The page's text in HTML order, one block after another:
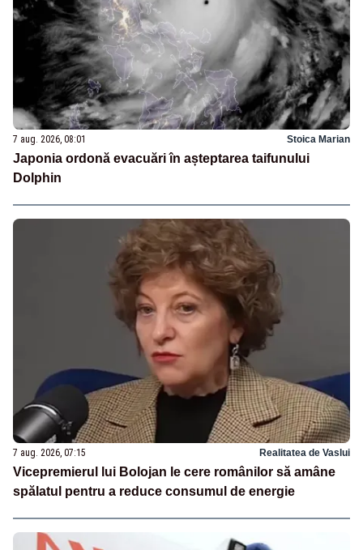
7 aug. 2026, 08:01 Stoica Marian
Japonia ordonă evacuări în așteptarea taifunului
Dolphin
7 aug. 2026, 07:15 Realitatea de Vaslui
Vicepremierul lui Bolojan le cere românilor să amâne
spălatul pentru a reduce consumul de energie